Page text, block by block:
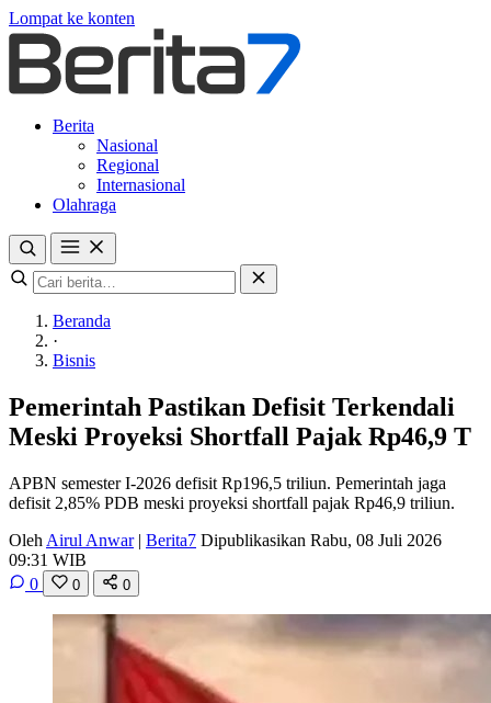
Lompat ke konten
Berita
Nasional
Regional
Internasional
Olahraga
Beranda
·
Bisnis
Pemerintah Pastikan Defisit Terkendali
Meski Proyeksi Shortfall Pajak Rp46,9 T
APBN semester I-2026 defisit Rp196,5 triliun. Pemerintah jaga
defisit 2,85% PDB meski proyeksi shortfall pajak Rp46,9 triliun.
Oleh Airul Anwar | Berita7 Dipublikasikan Rabu, 08 Juli 2026
09:31 WIB
0
0 0